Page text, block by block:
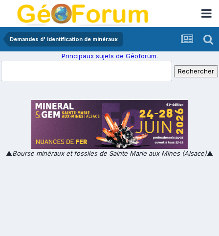
Demandes d' identification de minéraux
Principaux sujets de Géoforum.
▲Bourse minéraux et fossiles de Sainte Marie aux Mines (Alsace)▲